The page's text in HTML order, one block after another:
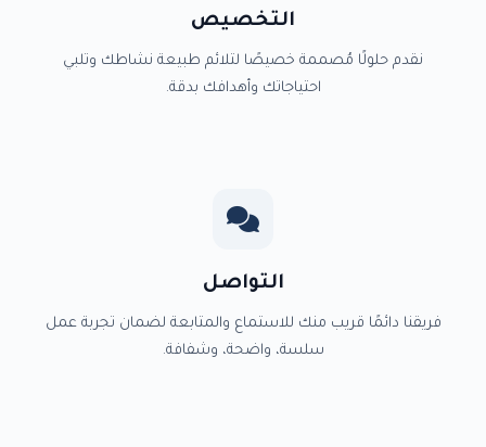
التخصيص
نقدم حلولًا مُصممة خصيصًا لتلائم طبيعة نشاطك وتلبي
احتياجاتك وأهدافك بدقة.
التواصل
فريقنا دائمًا قريب منك للاستماع والمتابعة لضمان تجربة عمل
سلسة، واضحة، وشفافة.